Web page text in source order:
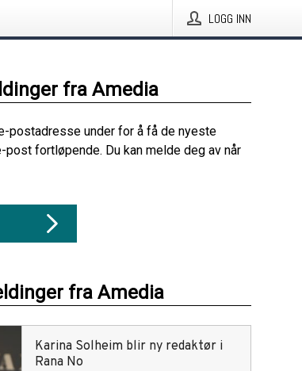
LOGG INN
fra Amedia
postadresse under for å få de nyeste
post fortløpende. Du kan melde deg av når
fra Amedia
Karina Solheim blir ny redaktør i
Rana No